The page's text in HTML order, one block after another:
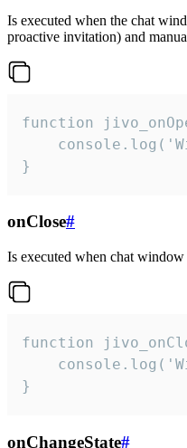
Is executed when the chat
proactive invitation) and
function
}
onClose#
Is executed when chat
function
}
onChangeState#